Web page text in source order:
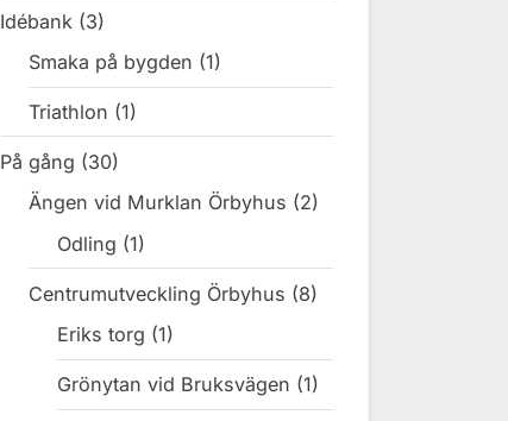
Idébank (3)
Smaka på bygden (1)
Triathlon (1)
På gång (30)
Ängen vid Murklan Örbyhus (2)
Odling (1)
Centrumutveckling Örbyhus (8)
Eriks torg (1)
Grönytan vid Bruksvägen (1)